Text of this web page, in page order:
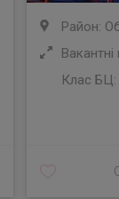
Район:
Клас БЦ: